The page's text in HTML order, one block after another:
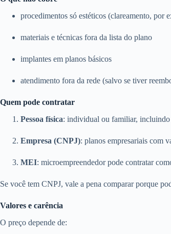
procedimentos só estéticos (clareamento, por
materiais e técnicas fora da lista do plano
implantes em planos básicos
atendimento fora da rede (salvo se tiver
Quem pode contratar
Pessoa física: individual ou familiar, incluindo
Empresa (CNPJ): planos empresariais com
MEI: microempreendedor pode contratar
Se você tem CNPJ, vale a pena comparar porque
Valores e carência
O preço depende de: